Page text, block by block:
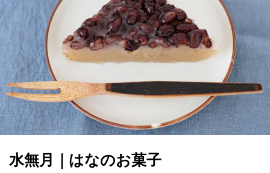
水無月｜はなのお菓子